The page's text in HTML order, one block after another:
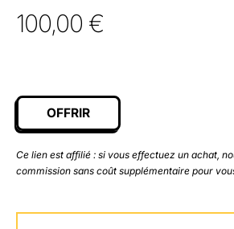
100,00 €
OFFRIR
Ce lien est affilié : si vous effectuez un achat,
commission sans coût supplémentaire pour